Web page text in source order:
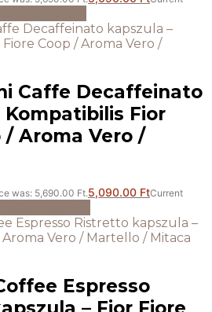
Caffe Decaffeinato
Kompatibilis Fior
/ Aroma Vero /
was: 5,690.00 Ft.5,090.00 FtCurrent
Espresso